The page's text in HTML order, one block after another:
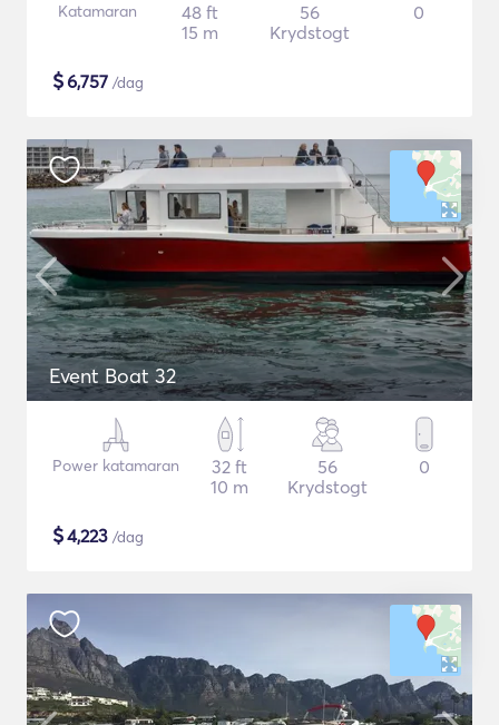
Katamaran
48 ft
15 m
56
Krydstogt
0
$6,757 /dag
Event Boat 32
Power katamaran
32 ft
10 m
56
Krydstogt
0
$4,223 /dag